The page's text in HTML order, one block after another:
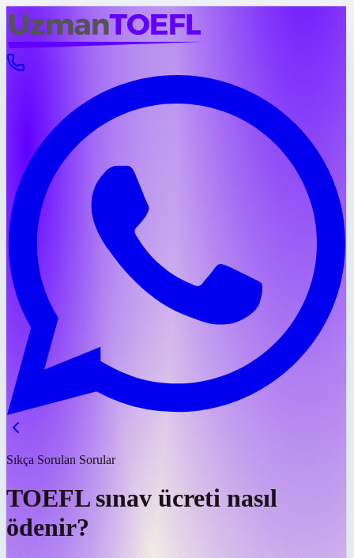
Sıkça Sorulan Sorular
TOEFL sınav ücreti nasıl
ödenir?